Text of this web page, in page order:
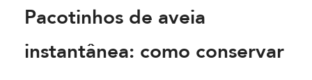
Pacotinhos de aveia
instantânea: como conservar